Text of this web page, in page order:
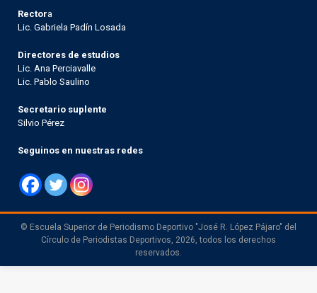
Rectora
Lic. Gabriela Padín Losada
Directores de estudios
Lic. Ana Perciavalle
Lic. Pablo Saulino
Secretario suplente
Silvio Pérez
Seguinos en nuestras redes
© Escuela Superior de Periodismo Deportivo "José R. López Pájaro" del
Círculo de Periodistas Deportivos, 2026, todos los derechos
reservados.